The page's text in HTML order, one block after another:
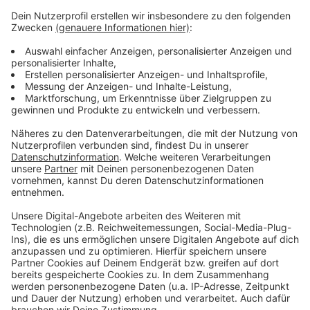
Sorgen, alles wird gut! Auf rauer See braucht man
einen erfahrenen Kapitän, der einen in den sicheren
Hafen der guten Laune schippert. Atzes Mantra für ein
glückliches Leben: "Lass' mich mal machen." Also volle
Kaltstart 24.
Anzeige
Anzeige